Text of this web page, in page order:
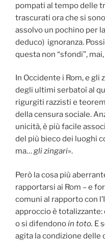
pompati al tempo delle
trascurati ora che si
assolvo un pochino per
deduco) ignoranza.
questa non “sfondi”,
In Occidente i Rom, e gli
degli ultimi serbatoî al
rigurgiti razzisti e
della censura sociale.
unicità, è più facile
del più bieco dei luoghi
ma…gli zingari».
Però la cosa più
rapportarsi ai Rom – e
comuni al rapporto con
approccio è totalizzante:
o si difendonoin toto. E
agita la condizione delle